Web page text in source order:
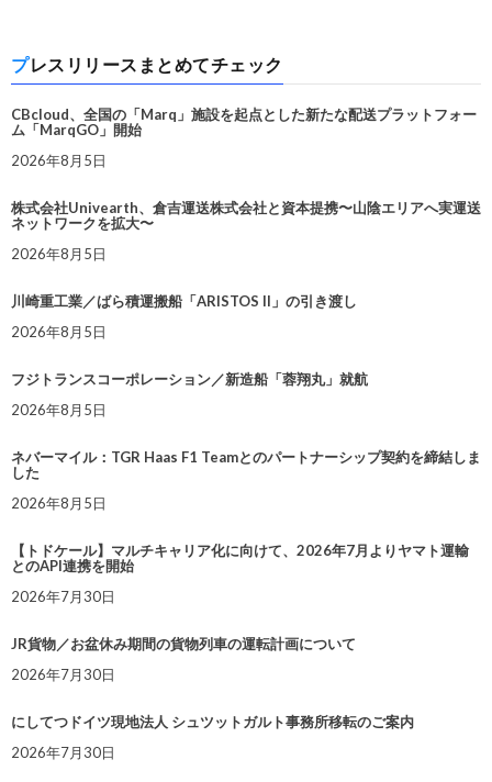
プレスリリースまとめてチェック
CBcloud、全国の「Marq」施設を起点とした新たな配送プラットフォー
ム「MarqGO」開始
2026年8月5日
株式会社Univearth、倉吉運送株式会社と資本提携〜山陰エリアへ実運送
ネットワークを拡大〜
2026年8月5日
川崎重工業／ばら積運搬船「ARISTOS II」の引き渡し
2026年8月5日
フジトランスコーポレーション／新造船「蓉翔丸」就航
2026年8月5日
ネバーマイル：TGR Haas F1 Teamとのパートナーシップ契約を締結しま
した
2026年8月5日
【トドケール】マルチキャリア化に向けて、2026年7月よりヤマト運輸
とのAPI連携を開始
2026年7月30日
JR貨物／お盆休み期間の貨物列車の運転計画について
2026年7月30日
にしてつドイツ現地法人 シュツットガルト事務所移転のご案内
2026年7月30日